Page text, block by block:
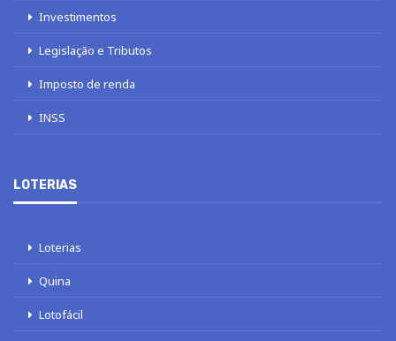
Investimentos
Legislação e Tributos
Imposto de renda
INSS
LOTERIAS
Loterias
Quina
Lotofácil